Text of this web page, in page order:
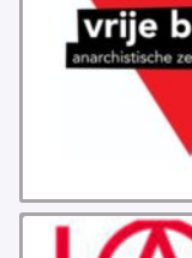
GROEPEN